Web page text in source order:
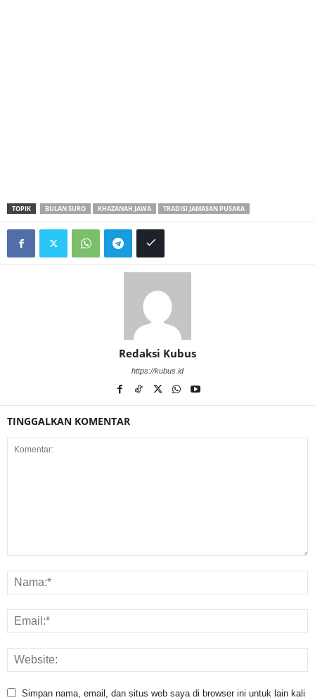
TOPIK BULAN SURO KHAZANAH JAWA TRADISI JAMASAN PUSAKA
Redaksi Kubus
https://kubus.id
TINGGALKAN KOMENTAR
Simpan nama, email, dan situs web saya di browser ini untuk lain kali